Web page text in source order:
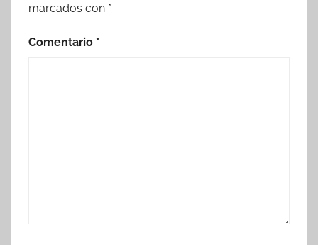
marcados con *
Comentario *